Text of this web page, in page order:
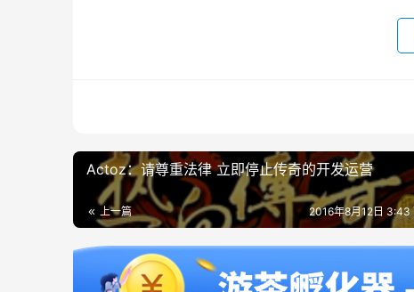
Actoz：请尊重法律 立即停止传奇的开发运营
上一篇 2016年8月12日 3:43